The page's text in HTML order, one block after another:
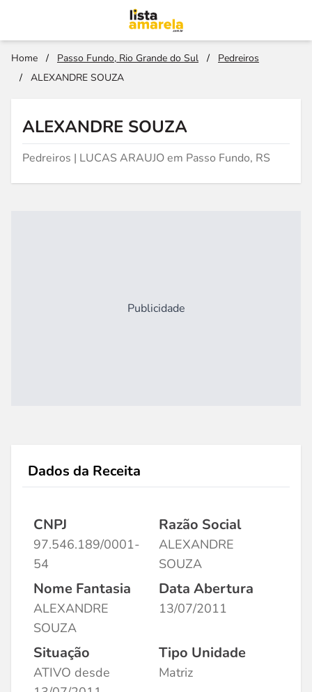
Home / Passo Fundo, Rio Grande do Sul /
Pedreiros
/
ALEXANDRE SOUZA
ALEXANDRE SOUZA
Pedreiros | LUCAS ARAUJO em Passo Fundo, RS
Publicidade
Dados da Receita
CNPJ
97.546.189/0001-
54
Razão Social
ALEXANDRE
SOUZA
Nome Fantasia
ALEXANDRE
SOUZA
Data Abertura
13/07/2011
Situação
ATIVO desde
Tipo Unidade
Matriz